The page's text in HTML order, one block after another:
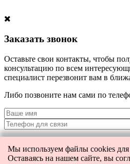
Заказать звонок
Оставьте свои контакты, чтобы
консультацию по всем
специалист перезвонит вам в
Либо позвоните нам сами по
Я даю согласие наобработку
Мы используем файлы cookies для
Оставаясь на нашем сайте, вы